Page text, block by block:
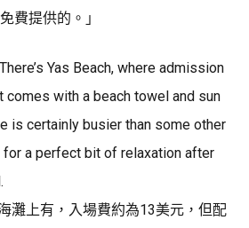
費提供的。」
Yas Beach, where admission
comes with a beach towel and sun
is certainly busier than some other
a perfect bit of relaxation after
灘上有，入場費約為13美元，但配